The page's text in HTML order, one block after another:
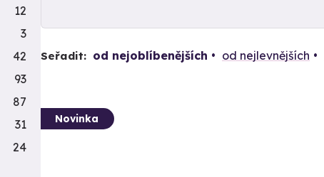
Seřadit: od nejoblíbenějších od nejlevnějších
Novinka
12
3
42
93
87
31
24